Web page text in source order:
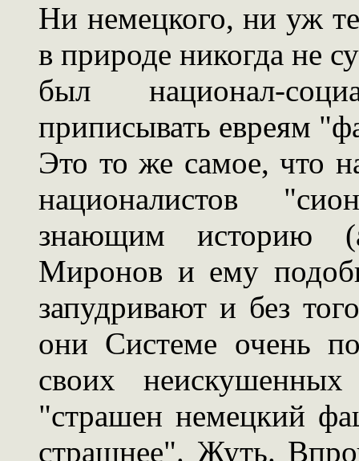
Ни немецкого, ни уж
в природе никогда не
был национал-
приписывать евреям
Это то же самое, что
националистов
знающим историю
Миронов и ему
запудривают и без
они Системе очень
своих
"страшен немецкий
страшнее". Жуть.